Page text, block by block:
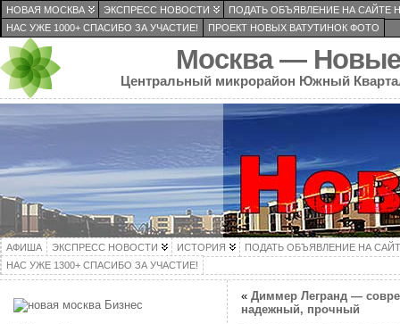
НОВАЯ МОСКВА ЭКСПРЕСС НОВОСТИ
ПОДАТЬ ОБЪЯВЛЕНИЕ НА САЙТЕ
НАС УЖЕ 1000+ СПАСИБО ЗА УЧАСТИЕ!
ПРОЕКТ НОВЫХ ВАТУТИНОК ФОТО
Москва — Новые
Центральный микрорайон Южный
АФИША ЭКСПРЕСС НОВОСТИ ИСТОРИЯ
ПОДАТЬ ОБЪЯВЛЕНИЕ НА
НАС УЖЕ 1300+ СПАСИБО ЗА УЧАСТИЕ!
« Диммер Легранд —
надежный, прочный